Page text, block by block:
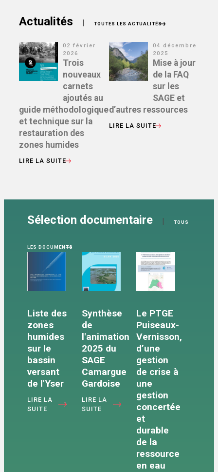
Actualités TOUTES LES ACTUALITÉS
02 février
2026
Trois
nouveaux
carnets
ajoutés au
guide méthodologique
et technique sur la
restauration des
zones humides
LIRE LA SUITE
04 décembre
2025
Mise à jour
de la FAQ
sur les
SAGE et
d’autres ressources
LIRE LA SUITE
Sélection documentaire TOUS
LES DOCUMENTS
Liste des
zones
humides
sur le
bassin
versant
de l'Yser
LIRE LA
SUITE
Synthèse
de
l'animation
2025 du
SAGE
Camargue
Gardoise
LIRE LA
SUITE
Le PTGE
Puiseaux-
Vernisson,
d’une
gestion
de crise à
une
gestion
concertée
et
durable
de la
ressource
en eau